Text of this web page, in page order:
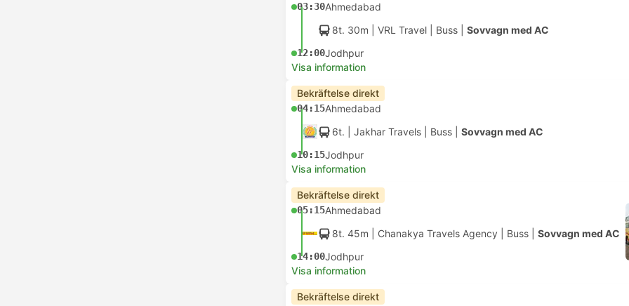
03:30Ahmedabad
8t. 30m | VRL Travel Buss Sovvagn med AC
12:00Jodhpur
Visa information
Bekräftelse direkt
04:15Ahmedabad
6t. | Jakhar Travels Buss Sovvagn med AC
10:15Jodhpur
Visa information
Bekräftelse direkt
05:15Ahmedabad
8t. 45m | Chanakya Travels Agency Buss Sovvagn med AC
14:00Jodhpur
Visa information
Bekräftelse direkt